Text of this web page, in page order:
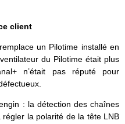
client
un Pilotime installé en
du Pilotime était plus
n’était pas réputé pour
: la détection des chaînes
la polarité de la tête LNB